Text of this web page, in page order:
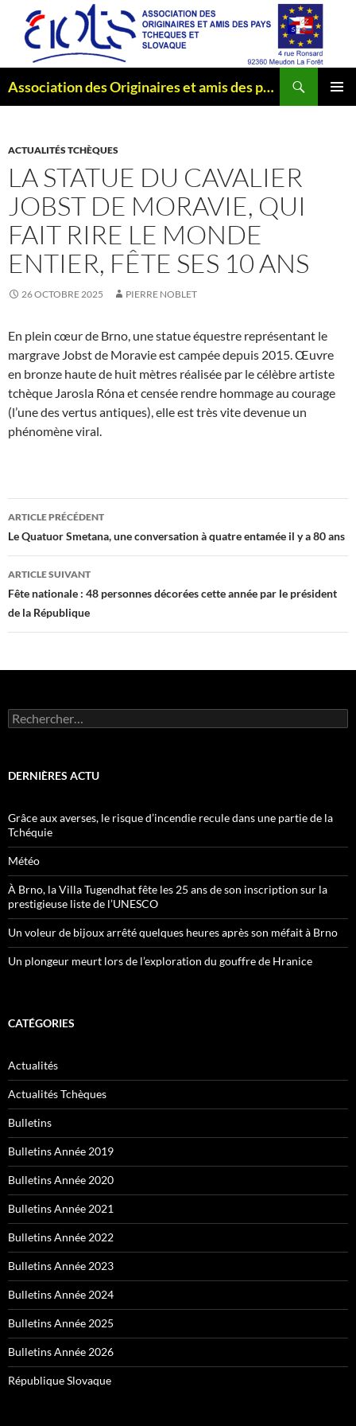
contenu
Association des Originaires et amis des pays Tchèques et Slovaque
ACTUALITÉS TCHÈQUES
LA STATUE DU CAVALIER
JOBST DE MORAVIE, QUI
FAIT RIRE LE MONDE
ENTIER, FÊTE SES 10 ANS
26 OCTOBRE 2025 PIERRE NOBLET
En plein cœur de Brno, une statue équestre représentant le
margrave Jobst de Moravie est campée depuis 2015. Œuvre
en bronze haute de huit mètres réalisée par le célèbre artiste
tchèque Jarosla Róna et censée rendre hommage au courage
(l’une des vertus antiques), elle est très vite devenue un
phénomène viral.
Navigation
des
articles
ARTICLE PRÉCÉDENT
Le Quatuor Smetana, une conversation à quatre entamée il y a 80 ans
ARTICLE SUIVANT
Fête nationale : 48 personnes décorées cette année par le président
de la République
Rechercher :
DERNIÈRES ACTU
Grâce aux averses, le risque d’incendie recule dans une partie de la
Tchéquie
Météo
À Brno, la Villa Tugendhat fête les 25 ans de son inscription sur la
prestigieuse liste de l’UNESCO
Un voleur de bijoux arrêté quelques heures après son méfait à Brno
Un plongeur meurt lors de l’exploration du gouffre de Hranice
CATÉGORIES
Actualités
Actualités Tchèques
Bulletins
Bulletins Année 2019
Bulletins Année 2020
Bulletins Année 2021
Bulletins Année 2022
Bulletins Année 2023
Bulletins Année 2024
Bulletins Année 2025
Bulletins Année 2026
République Slovaque